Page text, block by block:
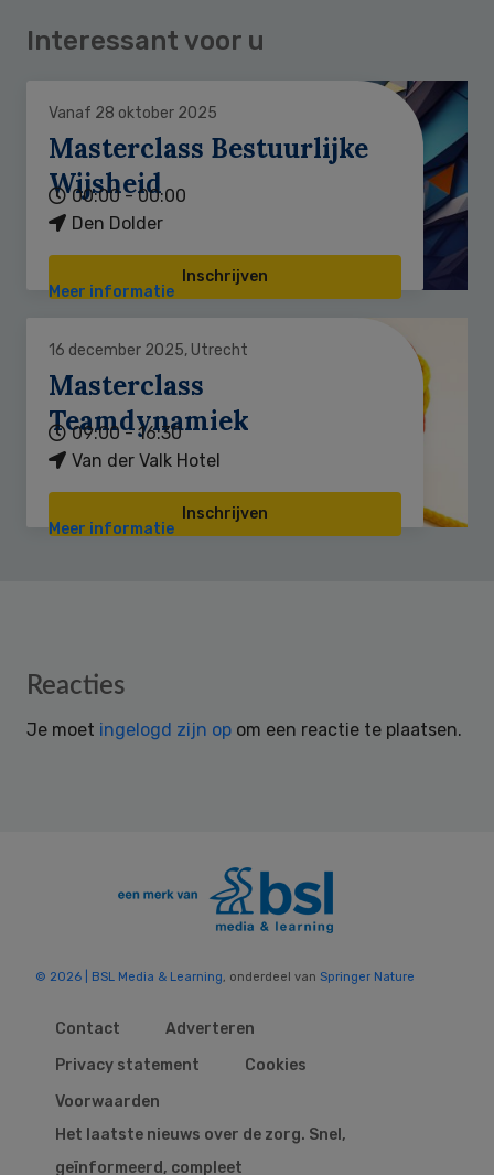
Interessant voor u
Vanaf 28 oktober 2025
Masterclass Bestuurlijke
Wijsheid
00:00 - 00:00
Den Dolder
Inschrijven
Meer informatie
16 december 2025, Utrecht
Masterclass
Teamdynamiek
09:00 - 16:30
Van der Valk Hotel
Inschrijven
Meer informatie
Reader
Reacties
Je moet ingelogd zijn op om een reactie te plaatsen.
© 2026 | BSL Media & Learning, onderdeel van Springer Nature
Contact
Adverteren
Privacy statement
Cookies
Voorwaarden
Het laatste nieuws over de zorg. Snel,
geïnformeerd, compleet